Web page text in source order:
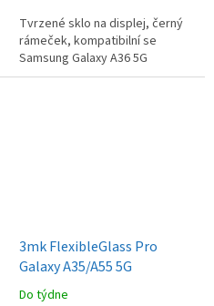
Tvrzené sklo na displej, černý
rámeček, kompatibilní se
Samsung Galaxy A36 5G
3mk FlexibleGlass Pro
Galaxy A35/A55 5G
Do týdne